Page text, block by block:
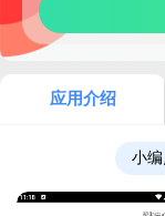
应用介绍
小编